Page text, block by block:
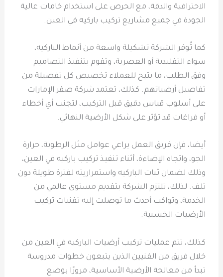
الاحترافية والدقة، مع الحرص على استخدام خامات عالية
الجودة في جميع مشاريع تركيب باركيه في العين.
كما تُوفر الشركة تشكيلة واسعة من أنماط الباركيه،
سواء التقليدية أو العصرية، وتقوم بتنفيذ التصاميم
وفق الطلب، ما يتيح للعملاء تخصيص كل تفصيلة من
تفاصيل أرضياتهم. كذلك، تعتمد شركة صقر الإمارات
على أسلوب قياس دقيق قبل التركيب، لتجنب أي أخطاء
أو فراغات قد تؤثر على شكل الأرضية النهائي.
أيضا، فإن فريق العمل يراعي عوامل مثل الرطوبة، حرارة
الجو، واتجاه الإضاءة، أثناء تنفيذ تركيب باركيه في العين،
وذلك لضمان ثبات الباركيه واستمراريته لفترة طويلة دون
تلف. لذلك، تلتزم الشركة بتقديم مستوى عالمي من
الخدمة، وتواكب أحدث ما توصلت إليه تقنيات تركيب
الأرضيات الخشبية.
كذلك، تتم عمليات تركيب أرضيات الباركيه في العين من
خلال فريق من الفنيين الذين يتبعون خطوات مدروسة
تبدأ من معالجة الأرضية الأساسية، مرورًا بوضع